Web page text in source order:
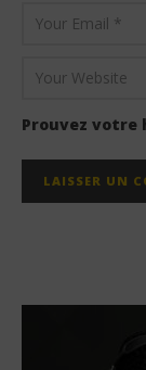
Prouvez votre